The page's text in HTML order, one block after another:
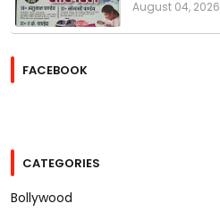
August 04, 2026
FACEBOOK
CATEGORIES
Bollywood